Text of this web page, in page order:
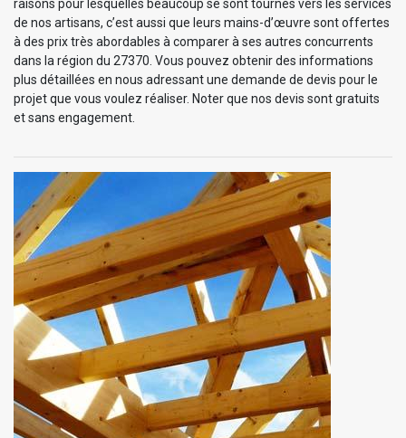
raisons pour lesquelles beaucoup se sont tournés vers les services
de nos artisans, c’est aussi que leurs mains-d’œuvre sont offertes
à des prix très abordables à comparer à ses autres concurrents
dans la région du 27370. Vous pouvez obtenir des informations
plus détaillées en nous adressant une demande de devis pour le
projet que vous voulez réaliser. Noter que nos devis sont gratuits
et sans engagement.